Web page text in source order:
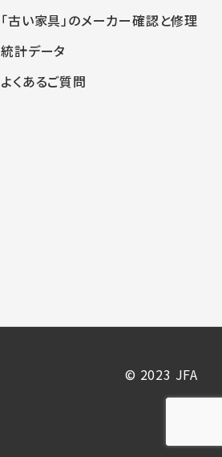
「古い家具」のメーカー確認と修理
統計データ
よくあるご質問
© 2023 JFA